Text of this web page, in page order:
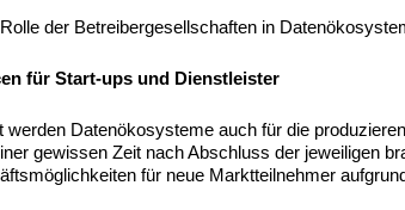
der Betreibergesellschaften in
für Start-ups und Dienstleister
werden Datenökosysteme auch für die
gewissen Zeit nach Abschluss der jeweiligen
für neue Marktteilnehmer